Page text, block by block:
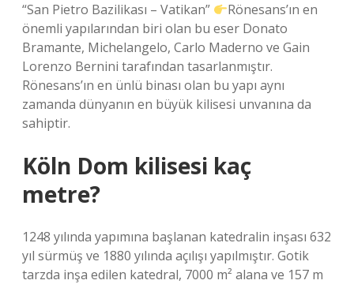
“San Pietro Bazilikası – Vatikan”
Rönesans’ın en
önemli yapılarından biri olan bu eser Donato
Bramante, Michelangelo, Carlo Maderno ve Gain
Lorenzo Bernini tarafından tasarlanmıştır.
Rönesans’ın en ünlü binası olan bu yapı aynı
zamanda dünyanın en büyük kilisesi unvanına da
sahiptir.
Köln Dom kilisesi kaç
metre?
1248 yılında yapımına başlanan katedralin inşası 632
yıl sürmüş ve 1880 yılında açılışı yapılmıştır. Gotik
tarzda inşa edilen katedral, 7000 m² alana ve 157 m